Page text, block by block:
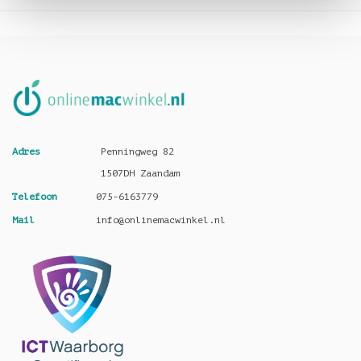
Adres
Penningweg 82
1507DH Zaandam
Telefoon 075-6163779
Mail info@onlinemacwinkel.nl